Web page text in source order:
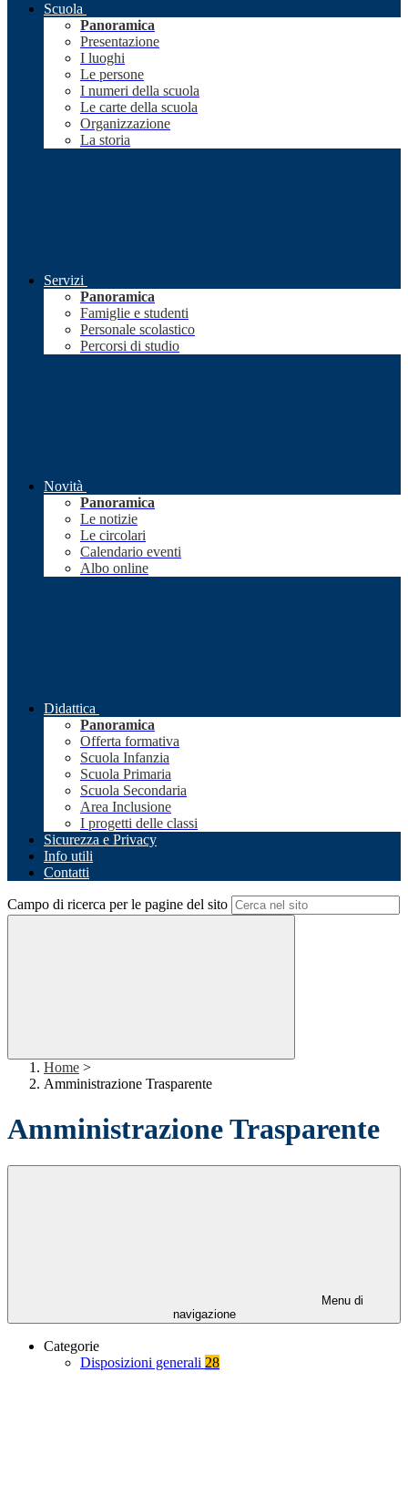
Scuola
Panoramica
Presentazione
I luoghi
Le persone
I numeri della scuola
Le carte della scuola
Organizzazione
La storia
Servizi
Panoramica
Famiglie e studenti
Personale scolastico
Percorsi di studio
Novità
Panoramica
Le notizie
Le circolari
Calendario eventi
Albo online
Didattica
Panoramica
Offerta formativa
Scuola Infanzia
Scuola Primaria
Scuola Secondaria
Area Inclusione
I progetti delle classi
Sicurezza e Privacy
Info utili
Contatti
Campo di ricerca per le pagine del sito
Home >
Amministrazione Trasparente
Amministrazione Trasparente
Menu di
navigazione
Categorie
Disposizioni generali 28